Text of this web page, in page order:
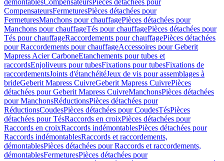
démontablesCompensateursPièces détachées pour
CompensateursFermeturesPièces détachées pour
FermeturesManchons pour chauffagePièces détachées pour
Manchons pour chauffageTés pour chauffagePièces détachées pour
Tés pour chauffageRaccordements pour chauffagePièces détachées
pour Raccordements pour chauffageAccessoires pour Geberit
Mapress Acier CarboneEtanchements pour tubes et
raccordsEnjoliveurs pour tubesFixations pour tubesFixations de
raccordementsJoints d'étanchéitéJeux de vis pour assemblages à
brideGeberit Mapress CuivreGeberit Mapress CuivrePièces
détachées pour Geberit Mapress CuivreManchonsPièces détachées
pour ManchonsRéductionsPièces détachées pour
RéductionsCoudesPièces détachées pour CoudesTésPièces
détachées pour TésRaccords en croixPièces détachées pour
Raccords en croixRaccords indémontablesPièces détachées pour
Raccords indémontablesRaccords et raccordements,
démontablesPièces détachées pour Raccords et raccordements,
démontablesFermeturesPièces détachées pour